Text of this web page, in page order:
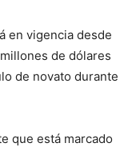
en vigencia desde
de dólares
de novato durante
que está marcado